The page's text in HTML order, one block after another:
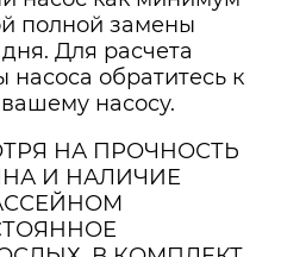
полной замены
Для расчета
обратитесь к
насосу.
НА ПРОЧНОСТЬ
И НАЛИЧИЕ